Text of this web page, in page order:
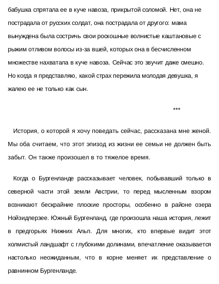
бабушка спрятала ее в куче навоза, прикрытой соломой. Нет, она не
пострадала от русских солдат, она пострадала от другого: мама
вынуждена была состричь свои роскошные волнистые каштановые с
рыжим отливом волосы из-за вшей, которых она в бесчисленном
множестве нахватала в куче навоза. Сейчас это звучит даже смешно.
Но когда я представляю, какой страх пережила молодая девушка, я
жалею ее не только как сын.
***
История, о которой я хочу поведать сейчас, рассказана мне женой.
Мы оба считаем, что этот эпизод из жизни ее семьи не должен быть
забыт. Он также произошел в то тяжелое время.
Когда о Бургенланде рассказывает человек, побывавший только в
северной части этой земли Австрии, то перед мысленным взором
возникают бескрайние плоские просторы, особенно в районе озера
Нойзидлерзее. Южный Бургенланд, где произошла наша история, лежит
в предгорьях Нижних Альп. Для многих, кто впервые видит этот
холмистый ландшафт с глубокими долинами, впечатление оказывается
настолько неожиданным, что в корне меняет их представление о
равнинном Бургенланде.